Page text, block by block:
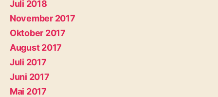
Juli 2018
November 2017
Oktober 2017
August 2017
Juli 2017
Juni 2017
Mai 2017